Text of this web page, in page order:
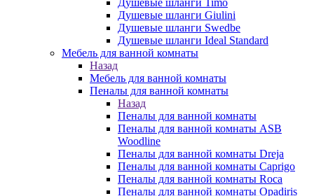
Душевые шланги Timo
Душевые шланги Giulini
Душевые шланги Swedbe
Душевые шланги Ideal Standard
Мебель для ванной комнаты
Назад
Мебель для ванной комнаты
Пеналы для ванной комнаты
Назад
Пеналы для ванной комнаты
Пеналы для ванной комнаты ASB
Woodline
Пеналы для ванной комнаты Dreja
Пеналы для ванной комнаты Caprigo
Пеналы для ванной комнаты Roca
Пеналы для ванной комнаты Opadiris